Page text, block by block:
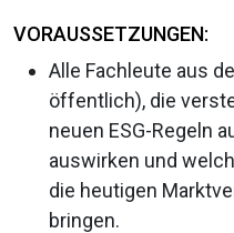
VORAUSSETZUNGEN:
Alle Fachleute aus
öffentlich), die
neuen ESG-Regeln
auswirken und
die heutigen
bringen.